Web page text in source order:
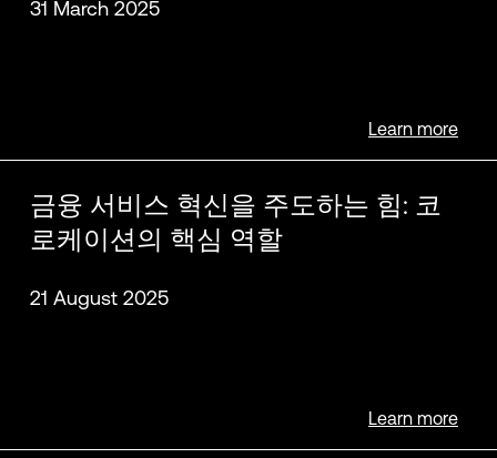
31 March 2025
Learn more
금융 서비스 혁신을 주도하는 힘: 코
로케이션의 핵심 역할
21 August 2025
Learn more